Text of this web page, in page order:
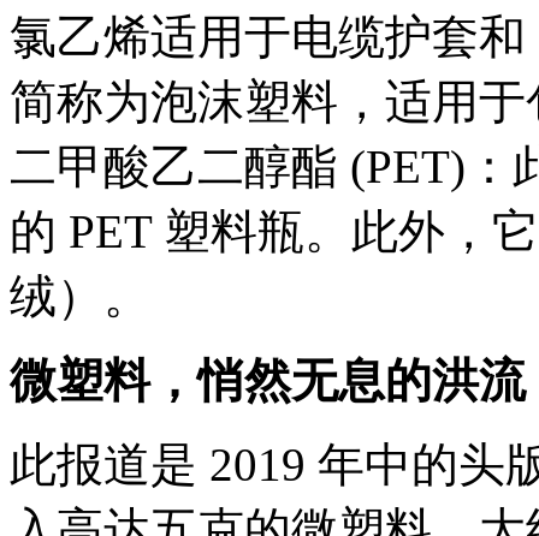
氯乙烯适用于电缆护套
简称为泡沫塑料，适用
二甲酸乙二醇酯 (PET)
的 PET 塑料瓶。此外，
绒）。
微塑料，悄然无息的洪流
此报道是 2019 年中的头